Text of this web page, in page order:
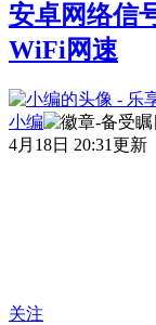
安卓网络信
WiFi网速
小编
4月18日 20:31更新
关注